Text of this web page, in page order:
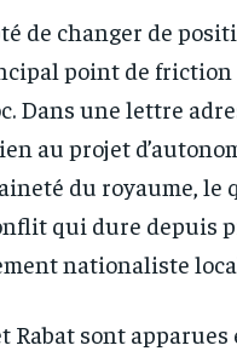
de changer de
point de
Dans une lettre
au projet
du royaume, le
qui dure depuis
nationaliste
Rabat sont apparues